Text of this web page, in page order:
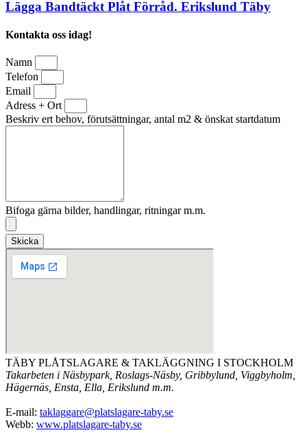
Lägga Bandtäckt Plåt Förråd. Erikslund Täby
Kontakta oss idag!
Namn
Telefon
Email
Adress + Ort
Beskriv ert behov, förutsättningar, antal m2 & önskat startdatum
Bifoga gärna bilder, handlingar, ritningar m.m.
Skicka
TÄBY PLÅTSLAGARE & TAKLÄGGNING I STOCKHOLM
Takarbeten i Näsbypark, Roslags-Näsby, Gribbylund, Viggbyholm,
Hägernäs, Ensta, Ella, Erikslund m.m.
E-mail: taklaggare@platslagare-taby.se
Webb: www.platslagare-taby.se